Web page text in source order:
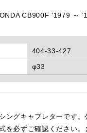
CB900F '1979 ～
404-33-427
φ33
ングキャブレターです
を必ずご確認ください